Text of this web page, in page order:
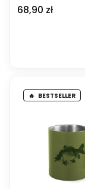
Cena
68,90 zł
BESTSELLER